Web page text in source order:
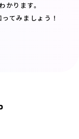
かります。
てみましょう！